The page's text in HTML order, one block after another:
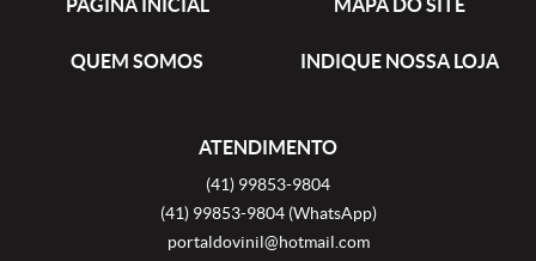
PÁGINA INICIAL MAPA DO SITE
QUEM SOMOS INDIQUE NOSSA LOJA
ATENDIMENTO
(41) 99853-9804
(41)99853-9804 (WhatsApp)
portaldovinil@hotmail.com